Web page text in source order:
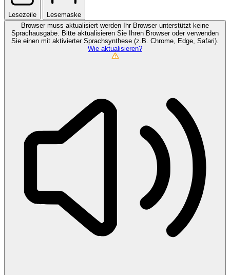
Lesezeile
Lesemaske
Browser muss aktualisiert werden
Ihr Browser unterstützt keine
Sprachausgabe. Bitte aktualisieren Sie Ihren Browser oder verwenden
Sie einen mit aktivierter Sprachsynthese (z.B. Chrome, Edge, Safari).
Wie aktualisieren?